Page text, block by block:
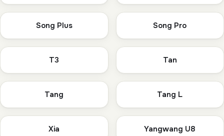
Song Plus Song Pro
T3 Tan
Tang Tang L
Xia Yangwang U8